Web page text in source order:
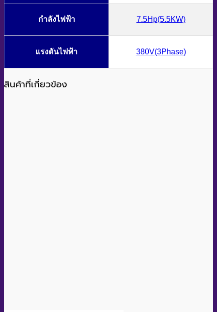
กำลังไฟฟ้า 7.5Hp(5.5KW)
แรงดันไฟฟ้า 380V(3Phase)
สินค้าที่เกี่ยวข้อง